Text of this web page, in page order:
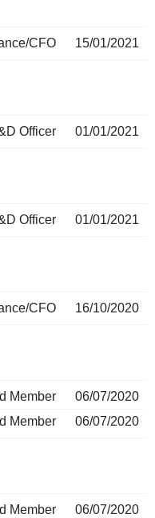
CFO 15/01/2021
Officer 01/01/2021
Officer 01/01/2021
CFO 16/10/2020
Member
06/07/2020
Member
06/07/2020
Member
06/07/2020